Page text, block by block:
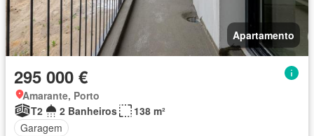
Apartamento
295 000 €
Amarante, Porto
T2
2 Banheiros
138 m²
Garagem